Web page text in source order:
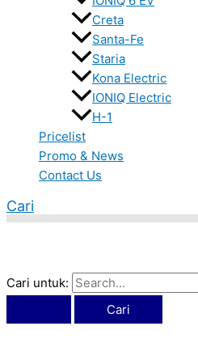
Creta
Santa-Fe
Staria
Kona Electric
IONIQ Electric
H-1
Pricelist
Promo & News
Contact Us
Cari
Cari untuk: